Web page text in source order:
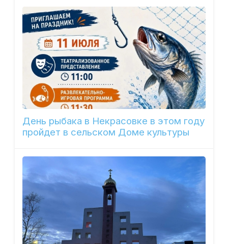
День рыбака в Некрасовке в этом году
пройдет в сельском Доме культуры